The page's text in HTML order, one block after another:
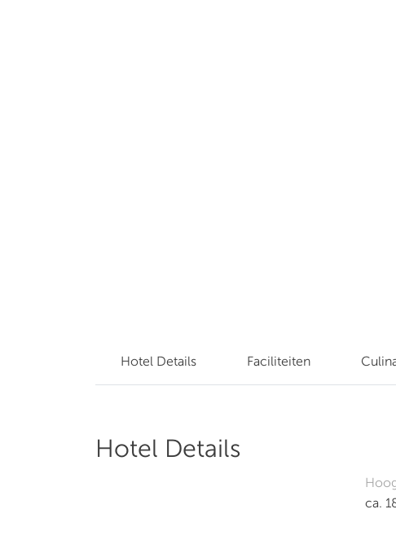
Hotel Details Faciliteiten
Hotel Details
ca.